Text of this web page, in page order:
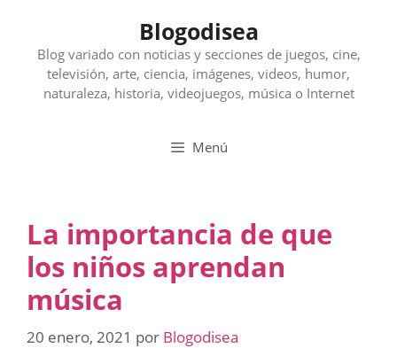
contenido
Blogodisea
Blog variado con noticias y secciones de juegos, cine,
televisión, arte, ciencia, imágenes, videos, humor,
naturaleza, historia, videojuegos, música o Internet
Menú
La importancia de que
los niños aprendan
música
20 enero, 2021 por Blogodisea